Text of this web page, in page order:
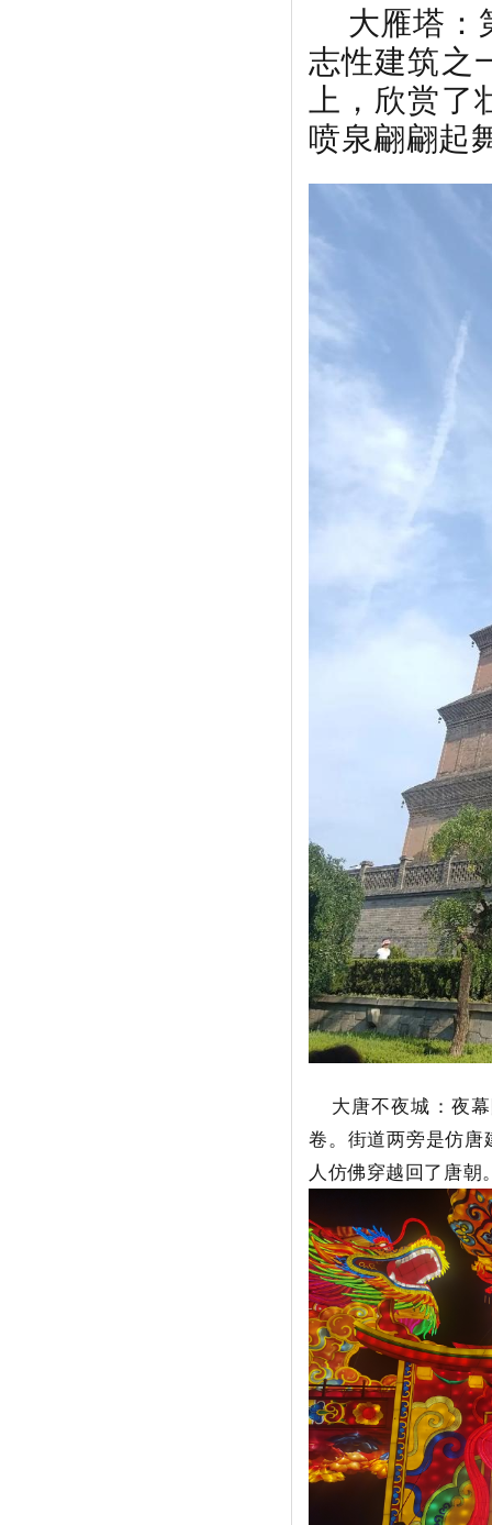
大雁塔：
志性建筑之
上，欣赏了
喷泉翩翩起
大唐不夜城：夜幕
卷。街道两旁是仿
人仿佛穿越回了唐朝